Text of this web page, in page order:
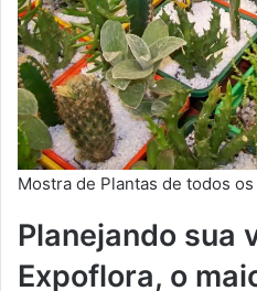
Mostra de Plantas de todos
Planejando sua
Expoflora, o